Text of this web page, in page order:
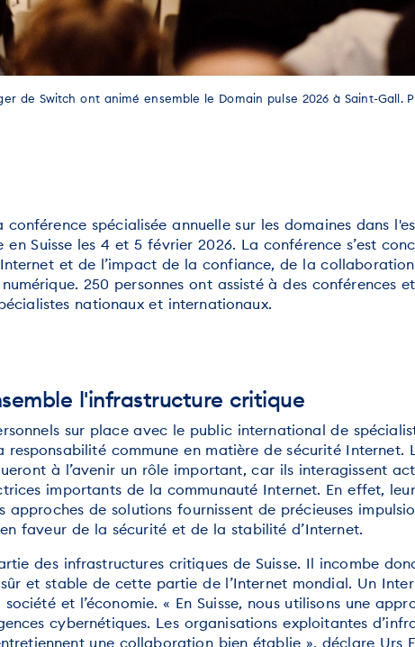
de Switch ont animé ensemble le Domain pulse 2026 à Saint-Gall.
conférence spécialisée annuelle sur les domaines dans
en Suisse les 4 et 5 février 2026. La conférence s’est
et de l’impact de la confiance, de la
250 personnes ont assisté à des conférences
nationaux et internationaux.
l'infrastructure critique
sur place avec le public international de
responsabilité commune en matière de sécurité Internet.
à l’avenir un rôle important, car ils interagissent
importants de la communauté Internet. En effet,
approches de solutions fournissent de précieuses
faveur de la sécurité et de la stabilité d’Internet.
des infrastructures critiques de Suisse. Il incombe
et stable de cette partie de l’Internet mondial. Un
et l’économie. « En Suisse, nous utilisons une
cybernétiques. Les organisations exploitantes
une collaboration bien établie », déclare Urs